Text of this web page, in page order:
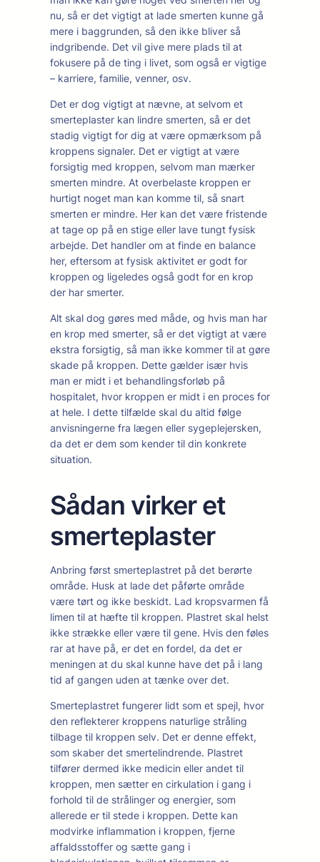
nu, så er det vigtigt at lade smerten kunne gå
mere i baggrunden, så den ikke bliver så
indgribende. Det vil give mere plads til at
fokusere på de ting i livet, som også er vigtige
– karriere, familie, venner, osv.
Det er dog vigtigt at nævne, at selvom et
smerteplaster kan lindre smerten, så er det
stadig vigtigt for dig at være opmærksom på
kroppens signaler. Det er vigtigt at være
forsigtig med kroppen, selvom man mærker
smerten mindre. At overbelaste kroppen er
hurtigt noget man kan komme til, så snart
smerten er mindre. Her kan det være fristende
at tage op på en stige eller lave tungt fysisk
arbejde. Det handler om at finde en balance
her, eftersom at fysisk aktivitet er godt for
kroppen og ligeledes også godt for en krop
der har smerter.
Alt skal dog gøres med måde, og hvis man har
en krop med smerter, så er det vigtigt at være
ekstra forsigtig, så man ikke kommer til at gøre
skade på kroppen. Dette gælder især hvis
man er midt i et behandlingsforløb på
hospitalet, hvor kroppen er midt i en proces for
at hele. I dette tilfælde skal du altid følge
anvisningerne fra lægen eller sygeplejersken,
da det er dem som kender til din konkrete
situation.
Sådan virker et
smerteplaster
Anbring først smerteplastret på det berørte
område. Husk at lade det påførte område
være tørt og ikke beskidt. Lad kropsvarmen få
limen til at hæfte til kroppen. Plastret skal helst
ikke strække eller være til gene. Hvis den føles
rar at have på, er det en fordel, da det er
meningen at du skal kunne have det på i lang
tid af gangen uden at tænke over det.
Smerteplastret fungerer lidt som et spejl, hvor
den reflekterer kroppens naturlige stråling
tilbage til kroppen selv. Det er denne effekt,
som skaber det smertelindrende. Plastret
tilfører dermed ikke medicin eller andet til
kroppen, men sætter en cirkulation i gang i
forhold til de strålinger og energier, som
allerede er til stede i kroppen. Dette kan
modvirke inflammation i kroppen, fjerne
affaldsstoffer og sætte gang i